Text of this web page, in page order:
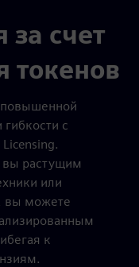
за счет
токенов
повышенной
с
вы растущим
или
вы можете
к